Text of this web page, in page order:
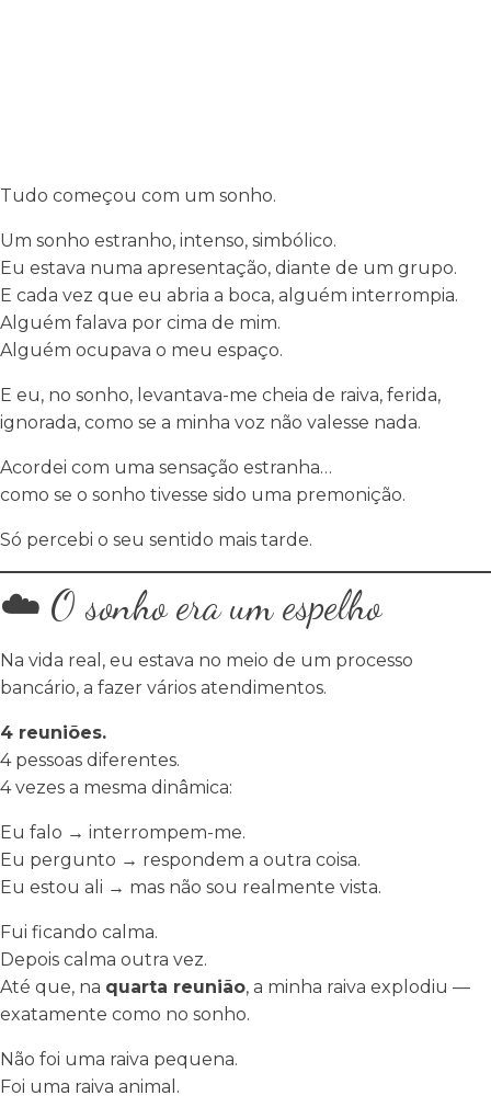
Tudo começou com um sonho.
Um sonho estranho, intenso, simbólico.
Eu estava numa apresentação, diante de um grupo.
E cada vez que eu abria a boca, alguém interrompia.
Alguém falava por cima de mim.
Alguém ocupava o meu espaço.
E eu, no sonho, levantava-me cheia de raiva, ferida,
ignorada, como se a minha voz não valesse nada.
Acordei com uma sensação estranha…
como se o sonho tivesse sido uma premonição.
Só percebi o seu sentido mais tarde.
☁️ O sonho era um espelho
Na vida real, eu estava no meio de um processo
bancário, a fazer vários atendimentos.
4 reuniões.
4 pessoas diferentes.
4 vezes a mesma dinâmica:
Eu falo → interrompem-me.
Eu pergunto → respondem a outra coisa.
Eu estou ali → mas não sou realmente vista.
Fui ficando calma.
Depois calma outra vez.
Até que, na quarta reunião, a minha raiva explodiu —
exatamente como no sonho.
Não foi uma raiva pequena.
Foi uma raiva animal.